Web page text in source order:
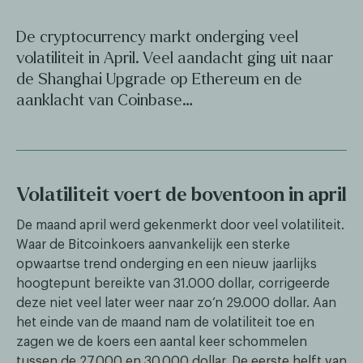
De cryptocurrency markt onderging veel
volatiliteit in April. Veel aandacht ging uit naar
de Shanghai Upgrade op Ethereum en de
aanklacht van Coinbase…
Volatiliteit voert de boventoon in april
De maand april werd gekenmerkt door veel volatiliteit.
Waar de Bitcoinkoers aanvankelijk een sterke
opwaartse trend onderging en een nieuw jaarlijks
hoogtepunt bereikte van 31.000 dollar, corrigeerde
deze niet veel later weer naar zo’n 29.000 dollar. Aan
het einde van de maand nam de volatiliteit toe en
zagen we de koers een aantal keer schommelen